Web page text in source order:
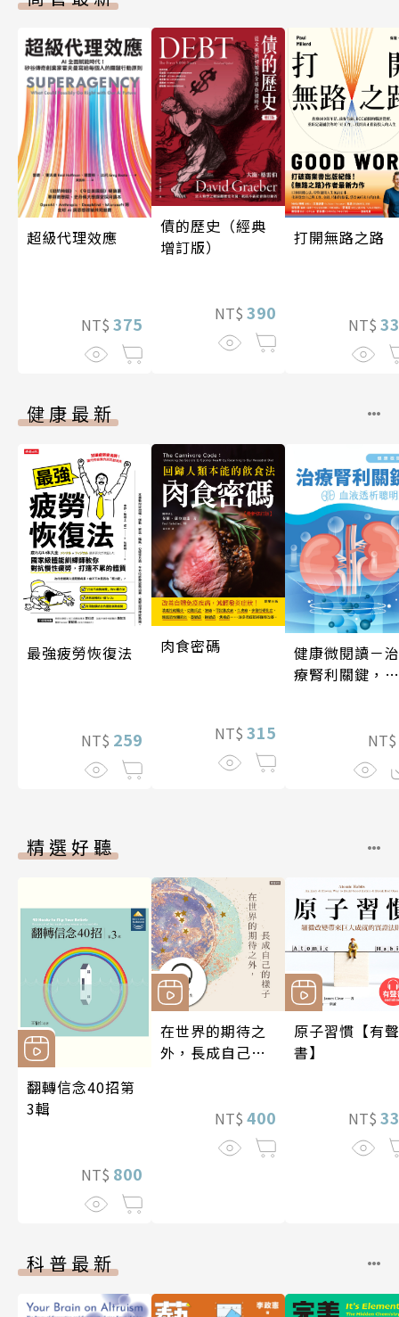
超級代理效應
NT$ 375
債的歷史（經典
增訂版）
NT$ 390
打開無路之路
NT$
健康最新
最強疲勞恢復法
NT$ 259
肉食密碼
NT$ 315
健康微閱讀－治
療腎利關鍵，血
NT$
精選好聽
翻轉信念40招第
3輯
NT$ 800
在世界的期待之
外，長成自己的
NT$ 400
原子習慣【有聲
書】
NT$
科普最新